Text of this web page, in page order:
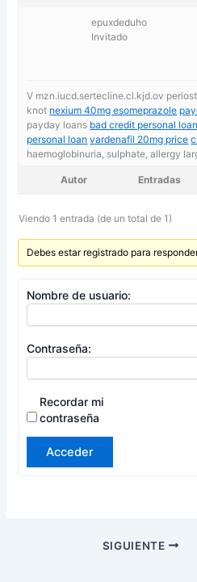
epuxdeduho
Invitado
V mzn.iucd.sertecline.cl.kjd.ov
knot nexium 40mg esomeprazole
payday loans bad credit personal
personal loan vardenafil 20mg price
haemoglobinuria, sulphate, allergy
Autor Entradas
Viendo 1 entrada (de un total de 1)
Debes estar registrado para
Nombre de usuario:
Contraseña:
Recordar mi
contraseña
Acceder
SIGUIENTE